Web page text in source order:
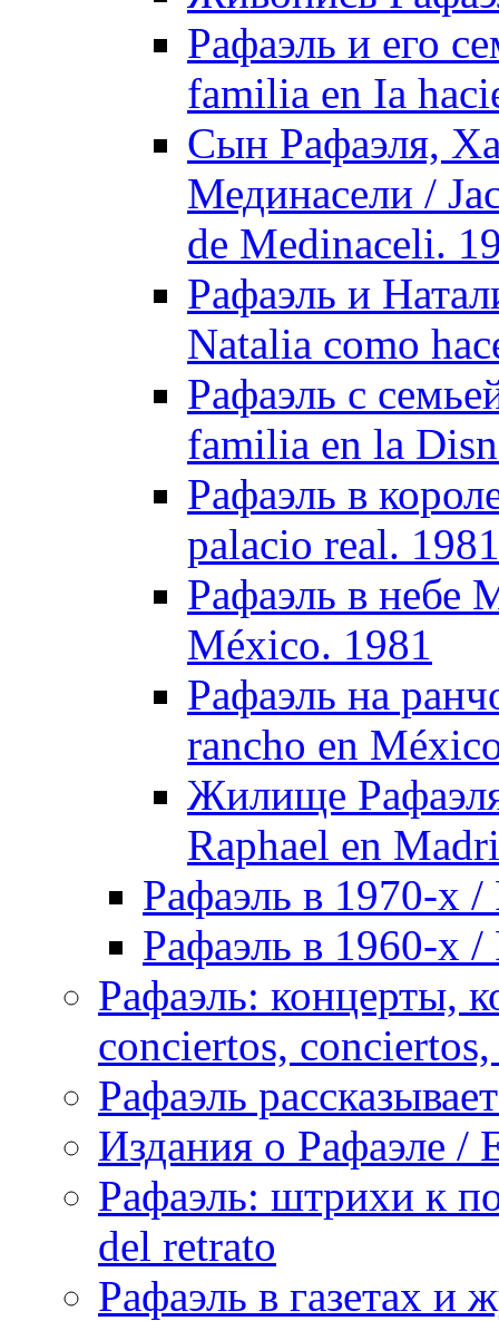
Рафаэль и его
familia en Ia
Сын Рафаэля,
Мединасели /
de Medinaceli.
Рафаэль и
Natalia como
Рафаэль с
familia en la
Рафаэль в
palacio real. 1981
Рафаэль в небе
México. 1981
Рафаэль на
rancho en
Жилище
Raphael en
Рафаэль в 1970-х /
Рафаэль в 1960-х /
Рафаэль: концерты,
conciertos,
Рафаэль
Издания о Рафаэле /
Рафаэль: штрихи к
del retrato
Рафаэль в газетах и